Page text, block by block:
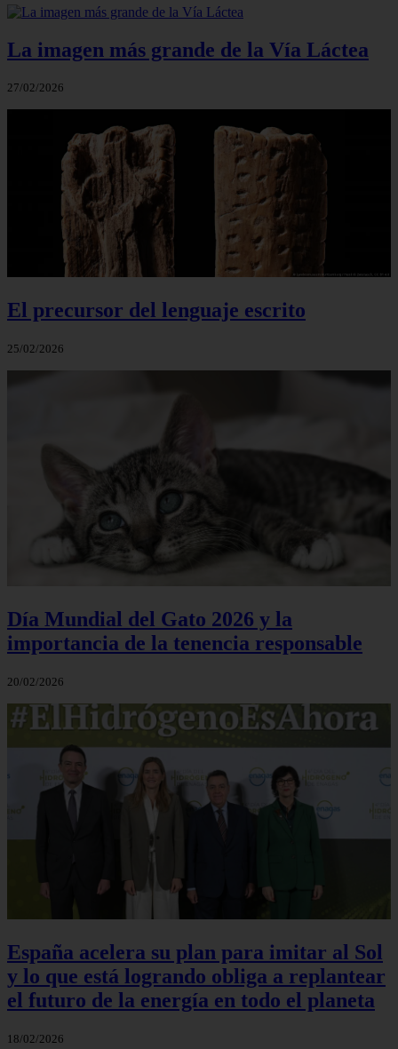
La imagen más grande de la Vía Láctea
27/02/2026
El precursor del lenguaje escrito
25/02/2026
Día Mundial del Gato 2026 y la
importancia de la tenencia responsable
20/02/2026
España acelera su plan para imitar al Sol
y lo que está logrando obliga a replantear
el futuro de la energía en todo el planeta
18/02/2026